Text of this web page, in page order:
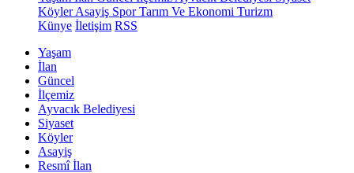
KöylerAsayiş SporTarım Ve Ekonomi Turizm
Künye İletişim RSS
Yaşam
İlan
Güncel
İlçemiz
Ayvacık Belediyesi
Siyaset
Köyler
Asayiş
Resmî İlan